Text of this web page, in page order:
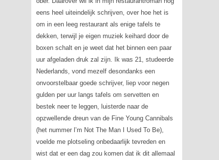
eens heel uiteindelijk schrijven, over hoe het is
om in een leeg restaurant als enige tafels te
dekken, terwijl je eigen muziek keihard door de
boxen schalt en je weet dat het binnen een paar
uur afgeladen druk zal zijn. Ik was 21, studeerde
Nederlands, vond mezelf desondanks een
onvoorstelbaar goede schrijver, liep voor negen
gulden per uur langs tafels om servetten en
bestek neer te leggen, luisterde naar de
opzwellende dreun van de Fine Young Cannibals
(het nummer l’m Not The Man I Used To Be),
voelde me plotseling onbedaarlijk tevreden en
wist dat er een dag zou komen dat ik dit allemaal